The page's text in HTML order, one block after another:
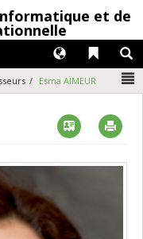
et de
Liens
Langues
Esma AÏMEUR
Vcard